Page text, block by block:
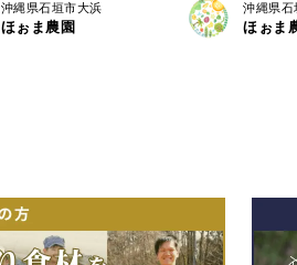
沖縄県石垣市大浜
ほぉま農園
沖縄県石
ほぉま